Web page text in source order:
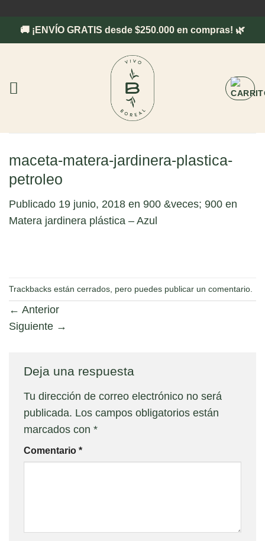
contenido
🚚 ¡ENVÍO GRATIS desde $250.000 en compras! 🌿
maceta-matera-jardinera-plastica-
petroleo
Publicado 19 junio, 2018 en 900 &veces; 900 en
Matera jardinera plástica – Azul
Trackbacks están cerrados, pero puedes publicar un comentario
← Anterior
Siguiente →
Deja una respuesta
Tu dirección de correo electrónico no será
publicada. Los campos obligatorios están
marcados con *
Comentario *